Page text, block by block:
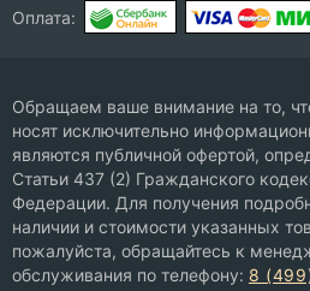
Оплата:
Обращаем ваше внимание на то,
носят исключительно
являются публичной офертой,
Статьи 437 (2) Гражданского
Федерации. Для получения
наличии и стоимости указанных
пожалуйста, обращайтесь к
обслуживания по телефону: 8